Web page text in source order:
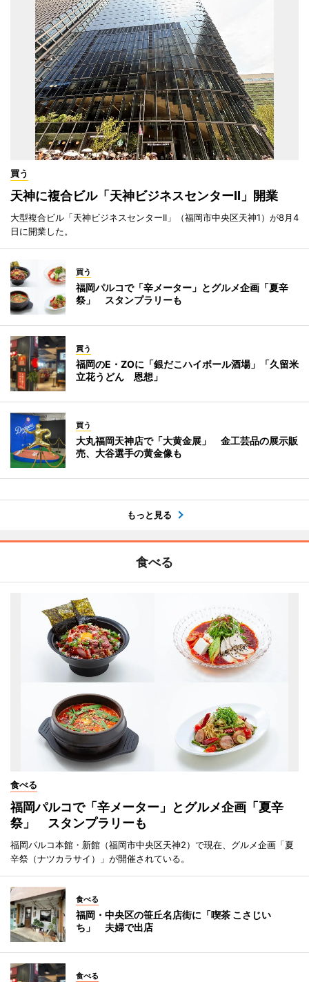
買う
天神に複合ビル「天神ビジネスセンターII」開業
大型複合ビル「天神ビジネスセンターII」（福岡市中央区天神1）が8月4
日に開業した。
買う
福岡パルコで「辛メーター」とグルメ企画「夏辛
祭」 スタンプラリーも
買う
福岡のE・ZOに「銀だこハイボール酒場」「久留米
立花うどん 恩想」
買う
大丸福岡天神店で「大黄金展」 金工芸品の展示販
売、大谷選手の黄金像も
もっと見る
食べる
食べる
福岡パルコで「辛メーター」とグルメ企画「夏辛
祭」 スタンプラリーも
福岡パルコ本館・新館（福岡市中央区天神2）で現在、グルメ企画「夏
辛祭（ナツカラサイ）」が開催されている。
食べる
福岡・中央区の笹丘名店街に「喫茶 こさじい
ち」 夫婦で出店
食べる